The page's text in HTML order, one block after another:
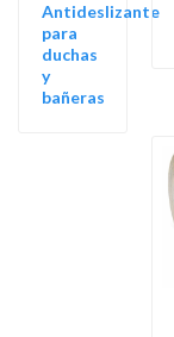
Antideslizante
para
duchas
y
bañeras